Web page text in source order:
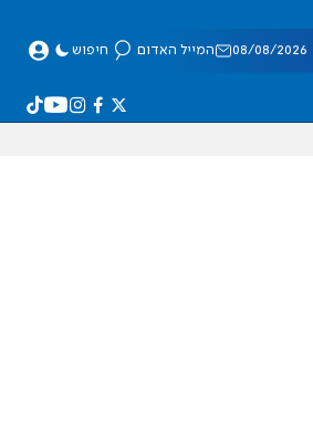
המייל האדום חיפוש